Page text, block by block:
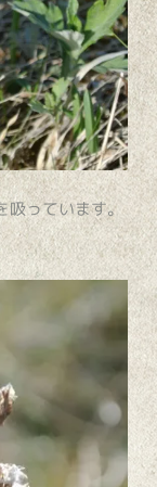
吸っています。